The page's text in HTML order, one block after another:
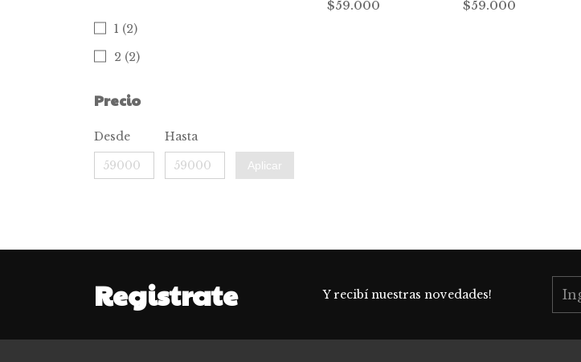
1 (2)
2 (2)
Precio
Desde Hasta
Aplicar
$59.000
$59.000
Registrate Y recibí nuestras novedades!